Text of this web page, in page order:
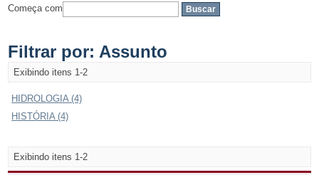
Começa com
Filtrar por: Assunto
Exibindo itens 1-2
HIDROLOGIA (4)
HISTÓRIA (4)
Exibindo itens 1-2